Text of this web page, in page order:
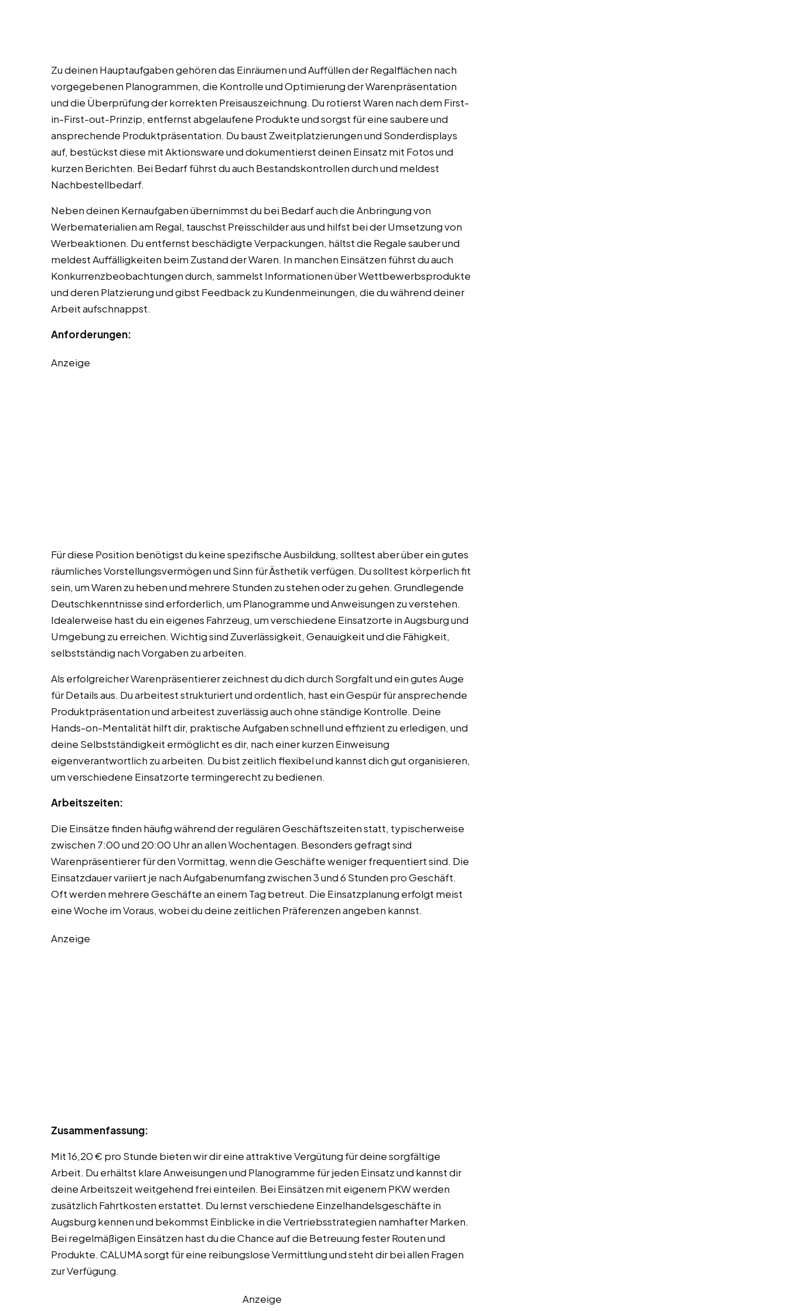
Zu deinen Hauptaufgaben gehören das Einräumen und Auffüllen der Regalflächen nach
vorgegebenen Planogrammen, die Kontrolle und Optimierung der Warenpräsentation
und die Überprüfung der korrekten Preisauszeichnung. Du rotierst Waren nach dem First-
in-First-out-Prinzip, entfernst abgelaufene Produkte und sorgst für eine saubere und
ansprechende Produktpräsentation. Du baust Zweitplatzierungen und Sonderdisplays
auf, bestückst diese mit Aktionsware und dokumentierst deinen Einsatz mit Fotos und
kurzen Berichten. Bei Bedarf führst du auch Bestandskontrollen durch und meldest
Nachbestellbedarf.
Neben deinen Kernaufgaben übernimmst du bei Bedarf auch die Anbringung von
Werbematerialien am Regal, tauschst Preisschilder aus und hilfst bei der Umsetzung von
Werbeaktionen. Du entfernst beschädigte Verpackungen, hältst die Regale sauber und
meldest Auffälligkeiten beim Zustand der Waren. In manchen Einsätzen führst du auch
Konkurrenzbeobachtungen durch, sammelst Informationen über Wettbewerbsprodukte
und deren Platzierung und gibst Feedback zu Kundenmeinungen, die du während deiner
Arbeit aufschnappst.
Anforderungen:
Anzeige
Für diese Position benötigst du keine spezifische Ausbildung, solltest aber über ein gutes
räumliches Vorstellungsvermögen und Sinn für Ästhetik verfügen. Du solltest körperlich fit
sein, um Waren zu heben und mehrere Stunden zu stehen oder zu gehen. Grundlegende
Deutschkenntnisse sind erforderlich, um Planogramme und Anweisungen zu verstehen.
Idealerweise hast du ein eigenes Fahrzeug, um verschiedene Einsatzorte in Augsburg und
Umgebung zu erreichen. Wichtig sind Zuverlässigkeit, Genauigkeit und die Fähigkeit,
selbstständig nach Vorgaben zu arbeiten.
Als erfolgreicher Warenpräsentierer zeichnest du dich durch Sorgfalt und ein gutes Auge
für Details aus. Du arbeitest strukturiert und ordentlich, hast ein Gespür für ansprechende
Produktpräsentation und arbeitest zuverlässig auch ohne ständige Kontrolle. Deine
Hands-on-Mentalität hilft dir, praktische Aufgaben schnell und effizient zu erledigen, und
deine Selbstständigkeit ermöglicht es dir, nach einer kurzen Einweisung
eigenverantwortlich zu arbeiten. Du bist zeitlich flexibel und kannst dich gut organisieren,
um verschiedene Einsatzorte termingerecht zu bedienen.
Arbeitszeiten:
Die Einsätze finden häufig während der regulären Geschäftszeiten statt, typischerweise
zwischen 7:00 und 20:00 Uhr an allen Wochentagen. Besonders gefragt sind
Warenpräsentierer für den Vormittag, wenn die Geschäfte weniger frequentiert sind. Die
Einsatzdauer variiert je nach Aufgabenumfang zwischen 3 und 6 Stunden pro Geschäft.
Oft werden mehrere Geschäfte an einem Tag betreut. Die Einsatzplanung erfolgt meist
eine Woche im Voraus, wobei du deine zeitlichen Präferenzen angeben kannst.
Anzeige
Zusammenfassung:
Mit 16,20 € pro Stunde bieten wir dir eine attraktive Vergütung für deine sorgfältige
Arbeit. Du erhältst klare Anweisungen und Planogramme für jeden Einsatz und kannst dir
deine Arbeitszeit weitgehend frei einteilen. Bei Einsätzen mit eigenem PKW werden
zusätzlich Fahrtkosten erstattet. Du lernst verschiedene Einzelhandelsgeschäfte in
Augsburg kennen und bekommst Einblicke in die Vertriebsstrategien namhafter Marken.
Bei regelmäßigen Einsätzen hast du die Chance auf die Betreuung fester Routen und
Produkte. CALUMA sorgt für eine reibungslose Vermittlung und steht dir bei allen Fragen
zur Verfügung.
Anzeige